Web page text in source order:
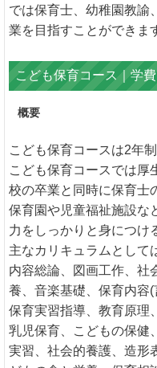
では保育士、幼稚園教諭
業を目指すことができま
こども保育コース｜学
概要
こども保育コースは2年
こども保育コースでは厚
校の卒業と同時に保育士
保育園や児童福祉施設な
力をしっかりと身につけ
主なカリキュラムとして
内容総論、図画工作、社
養、音楽基礎、保育内容(
保育実習指導、教育原理
乳児保育、こどもの保健
実習、社会的養護、造形